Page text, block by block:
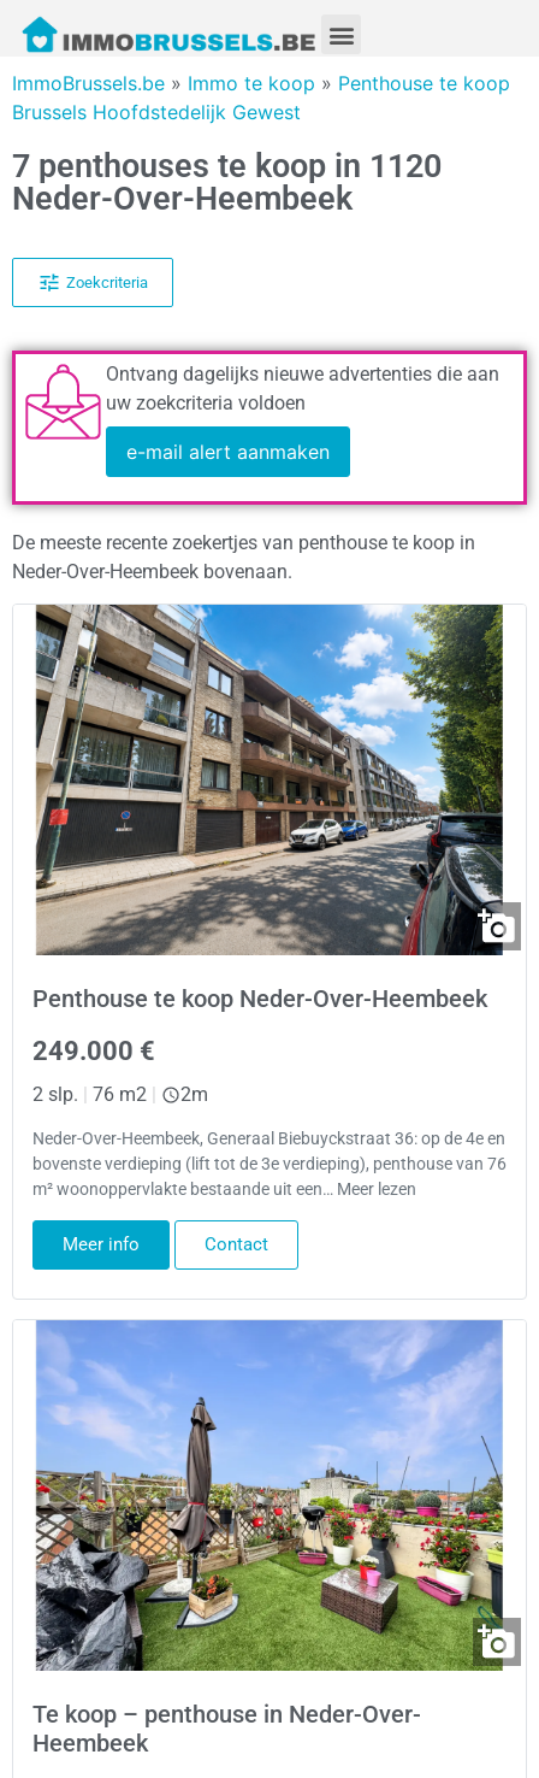
ImmoBrussels.be » Immo te koop » Penthouse te koop
Brussels Hoofdstedelijk Gewest
7 penthouses te koop in 1120
Neder-Over-Heembeek
Zoekcriteria
Ontvang dagelijks nieuwe advertenties die aan
uw zoekcriteria voldoen
e-mail alert aanmaken
De meeste recente zoekertjes van penthouse te koop in
Neder-Over-Heembeek bovenaan.
Penthouse te koop Neder-Over-Heembeek
249.000 €
2 slp. | 76 m2 | 2m
Neder-Over-Heembeek, Generaal Biebuyckstraat 36: op de 4e en
bovenste verdieping (lift tot de 3e verdieping), penthouse van 76
m² woonoppervlakte bestaande uit een… Meer lezen
Meer info Contact
Te koop – penthouse in Neder-Over-
Heembeek